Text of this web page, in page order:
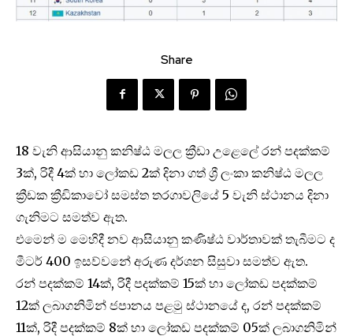
Share
18 වැනි ආසියානු කනිෂ්ඨ මලල ක්‍රීඩා උළෙලේ රන් පදක්කම්
3ක්, රිදී 4ක් හා ලෝකඩ 2ක් දිනා ගත් ශ්‍රී ලංකා කනිෂ්ඨ මලල
ක්‍රීඩක ක්‍රීඩිකාවෝ සමස්ත තරගාවලියේ 5 වැනි ස්ථානය දිනා
ගැනිමට සමත්ව ඇත.
එමෙන් ම මෙහිදී නව ආසියානු කණිෂ්ඨ වාර්තාවක් තැබීමට ද
මීටර් 400 ඉසව්වනේ අරුණ දර්ශන සිසුවා සමත්ව ඇත.
රන් පදක්කම් 14ක්, රිදී පදක්කම් 15ක් හා ලෝකඩ පදක්කම්
12ක් ලබාගනිමින් ජපානය පළමු ස්ථානයේ ද, රන් පදක්කම්
11ක්, රිදී පදක්කම් 8ක් හා ලෝකඩ පදක්කම් 05ක් ලබාගනිමින්